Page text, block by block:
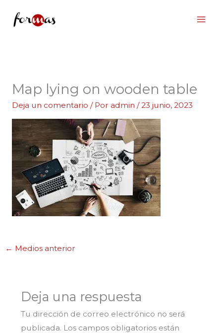
Map lying on wooden table
Deja un comentario / Por admin /23 junio, 2023
← Medios anterior
Deja una respuesta
Tu dirección de correo electrónico no será
publicada. Los campos obligatorios están